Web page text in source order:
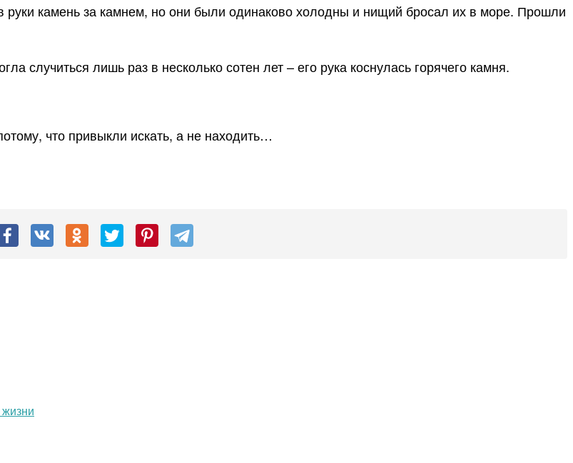
руки камень за камнем, но они были одинаково холодны и нищий бросал их в море. Прошли
случиться лишь раз в несколько сотен лет – его рука коснулась горячего камня.
что привыкли искать, а не находить…